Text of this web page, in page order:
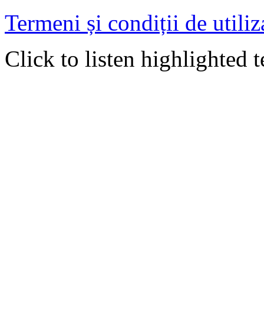
Termeni și condiții de
Click to listen highlighted